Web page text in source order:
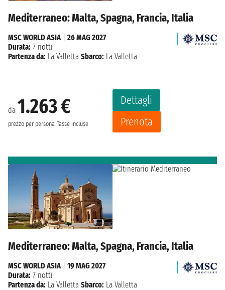
Mediterraneo: Malta, Spagna, Francia, Italia
da 1.263 €
prezzo per persona Tasse incluse
Dettagli
Prenota
MSC WORLD ASIA| 26 MAG 2027
Durata: 7 notti
Partenza da: La Valletta Sbarco: La Valletta
Mediterraneo: Malta, Spagna, Francia, Italia
MSC WORLD ASIA
19 MAG 2027
Durata: 7 notti
Partenza da: La Valletta Sbarco: La Valletta